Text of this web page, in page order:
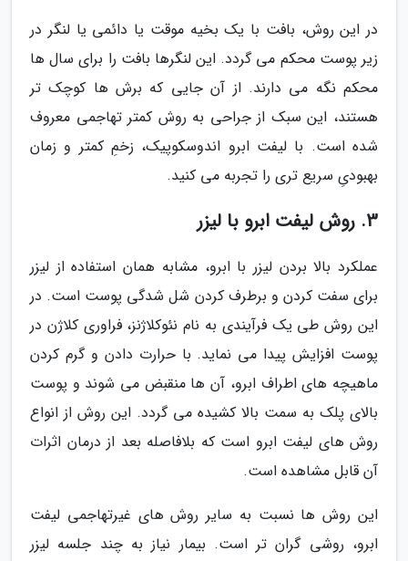
در این روش، بافت با یک بخیه موقت یا دائمی یا لنگر در
زیر پوست محکم می گردد. این لنگرها بافت را برای سال ها
محکم نگه می دارند. از آن جایی که برش ها کوچک تر
هستند، این سبک از جراحی به روش کمتر تهاجمی معروف
شده است. با لیفت ابرو اندوسکوپیک، زخمِ کمتر و زمان
بهبودیِ سریع تری را تجربه می کنید.
3. روش لیفت ابرو با لیزر
عملکرد بالا بردن لیزر با ابرو، مشابه همان استفاده از لیزر
برای سفت کردن و برطرف کردن شل شدگی پوست است. در
این روش طی یک فرآیندی به نام نئوکلاژنز، فراوری کلاژن در
پوست افزایش پیدا می نماید. با حرارت دادن و گرم کردن
ماهیچه های اطراف ابرو، آن ها منقبض می شوند و پوست
بالای پلک به سمت بالا کشیده می گردد. این روش از انواع
روش های لیفت ابرو است که بلافاصله بعد از درمان اثرات
آن قابل مشاهده است.
این روش ها نسبت به سایر روش های غیرتهاجمی لیفت
ابرو، روشی گران تر است. بیمار نیاز به چند جلسه لیزر